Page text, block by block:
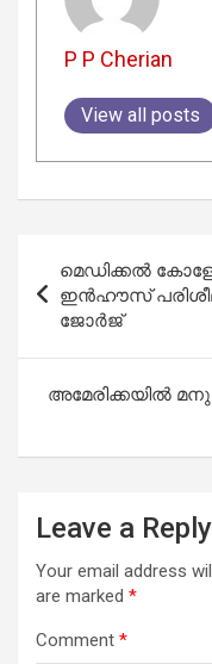
P P Cherian
View all posts
navigation
മെഡിക്കല്‍
ഇന്‍ഹൗസ്
ജോര്‍ജ്
അമേരിക്കയിൽ
Leave a Reply
Your email address
are marked *
Comment *